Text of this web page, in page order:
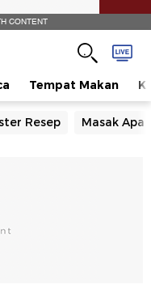
CONTENT
Tempat Makan
Resep Masak Apa